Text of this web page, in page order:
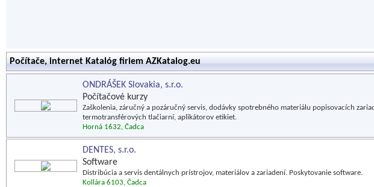
Počítače, internet Katalóg firiem AZKatalog.eu
ONDRÁŠEK Slovakia, s.r.o.
Počítačové kurzy
Zaškolenia, záručný a pozáručný servis, dodávky spotrebného materiálu popisovacích
termotransférových tlačiarní, aplikátorov etikiet.
Horná 1632, Čadca
DENTES, s.r.o.
Software
Distribúcia a servis dentálnych prístrojov, materiálov a zariadení. Poskytovanie software.
Kollára 6103, Čadca